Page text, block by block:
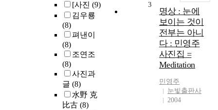
[사진 (9)
김우룡
(8)
펴낸이
(8)
조연조
(8)
사진과
글 (8)
水野 克
比古 (8)
3
명상 : 눈에
보이는 것이
전부는 아니
다 : 민영주
사진집 =
Meditation
민영주
눈빛출판사
2004